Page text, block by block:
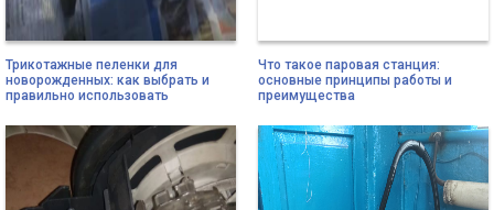
Трикотажные пеленки для
новорожденных: как выбрать и
правильно использовать
Что такое паровая станция:
основные принципы работы и
преимущества